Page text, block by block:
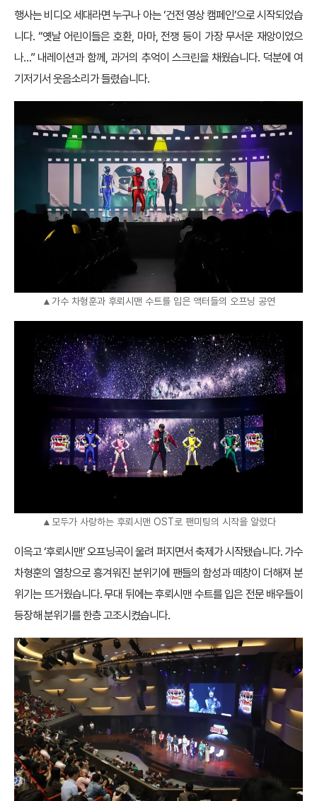
행사는 비디오 세대라면 누구나 아는 ‘건전 영상 캠페인’으로 시작되었습
니다. “옛날 어린이들은 호환, 마마, 전쟁 등이 가장 무서운 재앙이었으
나…” 내레이션과 함께, 과거의 추억이 스크린을 채웠습니다. 덕분에 여
기저기서 웃음소리가 들렸습니다.
▲가수 차형훈과 후뢰시맨 수트를 입은 액터들의 오프닝 공연
▲모두가 사랑하는 후뢰시맨 OST로 팬미팅의 시작을 알렸다
이윽고 ‘후뢰시맨’ 오프닝곡이 울려 퍼지면서 축제가 시작됐습니다. 가수
차형훈의 열창으로 흥겨워진 분위기에 팬들의 함성과 떼창이 더해져 분
위기는 뜨거웠습니다. 무대 뒤에는 후뢰시맨 수트를 입은 전문 배우들이
등장해 분위기를 한층 고조시켰습니다.